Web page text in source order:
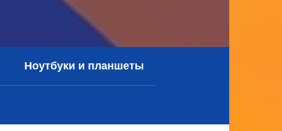
Ноутбуки и планшеты